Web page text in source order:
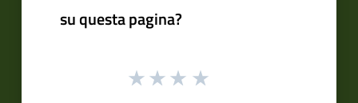
su questa pagina?